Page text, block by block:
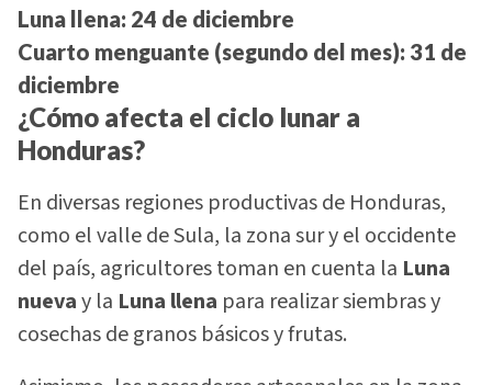
Luna llena: 24 de diciembre
Cuarto menguante (segundo del mes): 31 de
diciembre
¿Cómo afecta el ciclo lunar a
Honduras?
En diversas regiones productivas de Honduras,
como el valle de Sula, la zona sur y el occidente
del país, agricultores toman en cuenta la Luna
nuevay la Luna llena para realizar siembras y
cosechas de granos básicos y frutas.